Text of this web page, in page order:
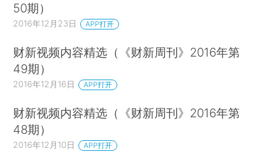
50期）
2016年12月23日 APP打开
财新视频内容精选（《财新周刊》2016年第
49期）
2016年12月16日 APP打开
财新视频内容精选（《财新周刊》2016年第
48期）
2016年12月10日 APP打开